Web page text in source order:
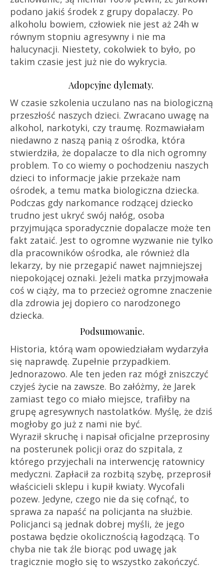
podano jakiś środek z grupy dopalaczy. Po
alkoholu bowiem, człowiek nie jest aż 24h w
równym stopniu agresywny i nie ma
halucynacji. Niestety, cokolwiek to było, po
takim czasie jest już nie do wykrycia.
Adopcyjne dylematy.
W czasie szkolenia uczulano nas na biologiczną
przeszłość naszych dzieci. Zwracano uwagę na
alkohol, narkotyki, czy traumę. Rozmawiałam
niedawno z naszą panią z ośrodka, która
stwierdziła, że dopalacze to dla nich ogromny
problem. To co wiemy o pochodzeniu naszych
dzieci to informacje jakie przekaże nam
ośrodek, a temu matka biologiczna dziecka.
Podczas gdy narkomance rodzącej dziecko
trudno jest ukryć swój nałóg, osoba
przyjmująca sporadycznie dopalacze może ten
fakt zataić. Jest to ogromne wyzwanie nie tylko
dla pracowników ośrodka, ale również dla
lekarzy, by nie przegapić nawet najmniejszej
niepokojącej oznaki. Jeżeli matka przyjmowała
coś w ciąży, ma to przecież ogromne znaczenie
dla zdrowia jej dopiero co narodzonego
dziecka.
Podsumowanie.
Historia, którą wam opowiedziałam wydarzyła
się naprawdę. Zupełnie przypadkiem.
Jednorazowo. Ale ten jeden raz mógł zniszczyć
czyjeś życie na zawsze. Bo załóżmy, że Jarek
zamiast tego co miało miejsce, trafiłby na
grupę agresywnych nastolatków. Myślę, że dziś
mogłoby go już z nami nie być.
Wyraził skruchę i napisał oficjalne przeprosiny
na posterunek policji oraz do szpitala, z
którego przyjechali na interwencję ratownicy
medyczni. Zapłacił za rozbitą szybę, przeprosił
właścicieli sklepu i kupił kwiaty. Wycofali
pozew. Jedyne, czego nie da się cofnąć, to
sprawa za napaść na policjanta na służbie.
Policjanci są jednak dobrej myśli, że jego
postawa będzie okolicznością łagodzącą. To
chyba nie tak źle biorąc pod uwagę jak
tragicznie mogło się to wszystko zakończyć.